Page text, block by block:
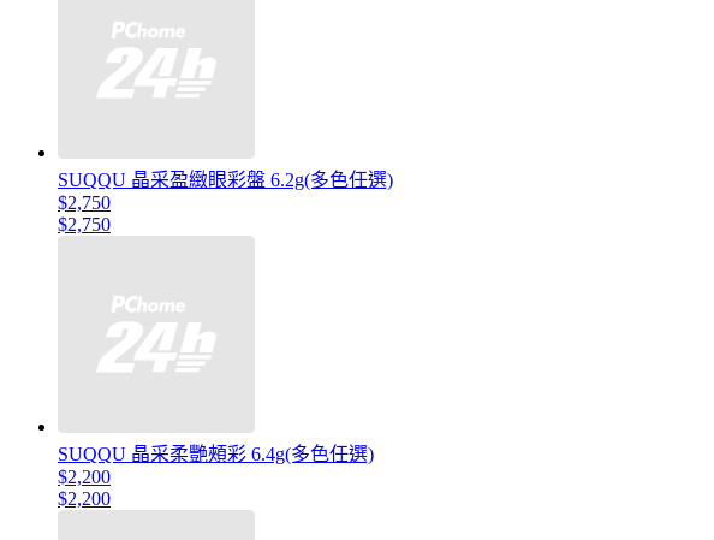
SUQQU 晶采盈緻眼彩盤 6.2g(多色任選)
$2,750
$2,750
SUQQU 晶采柔艷頰彩 6.4g(多色任選)
$2,200
$2,200